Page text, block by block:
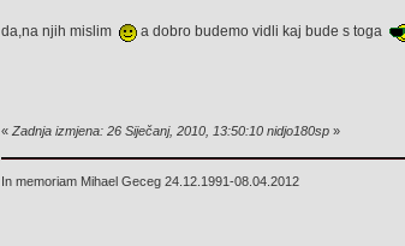
da,na njih mislim a dobro budemo vidli kaj bude s toga
« Zadnja izmjena: 26 Siječanj, 2010, 13:50:10 nidjo180sp»
In memoriam Mihael Geceg 24.12.1991-08.04.2012